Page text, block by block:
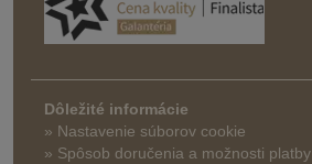
Dôležité informácie
» Nastavenie súborov cookie
» Spôsob doručenia a možnosti platby